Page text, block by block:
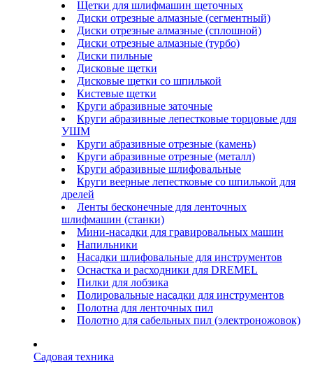
Щетки для шлифмашин щеточных
Диски отрезные алмазные (сегментный)
Диски отрезные алмазные (сплошной)
Диски отрезные алмазные (турбо)
Диски пильные
Дисковые щетки
Дисковые щетки со шпилькой
Кистевые щетки
Круги абразивные заточные
Круги абразивные лепестковые торцовые для
УШМ
Круги абразивные отрезные (камень)
Круги абразивные отрезные (металл)
Круги абразивные шлифовальные
Круги веерные лепестковые со шпилькой для
дрелей
Ленты бесконечные для ленточных
шлифмашин (станки)
Мини-насадки для гравировальных машин
Напильники
Насадки шлифовальные для инструментов
Оснастка и расходники для DREMEL
Пилки для лобзика
Полировальные насадки для инструментов
Полотна для ленточных пил
Полотно для сабельных пил (электроножовок)
Садовая техника